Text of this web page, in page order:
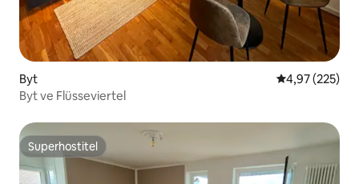
Byt Průměrné
4,97 (225)
Byt ve Flüsseviertel
Superhostitel
Superhostitel